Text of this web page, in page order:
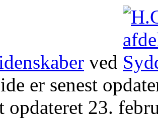
ved
er senest
opdateret 23.